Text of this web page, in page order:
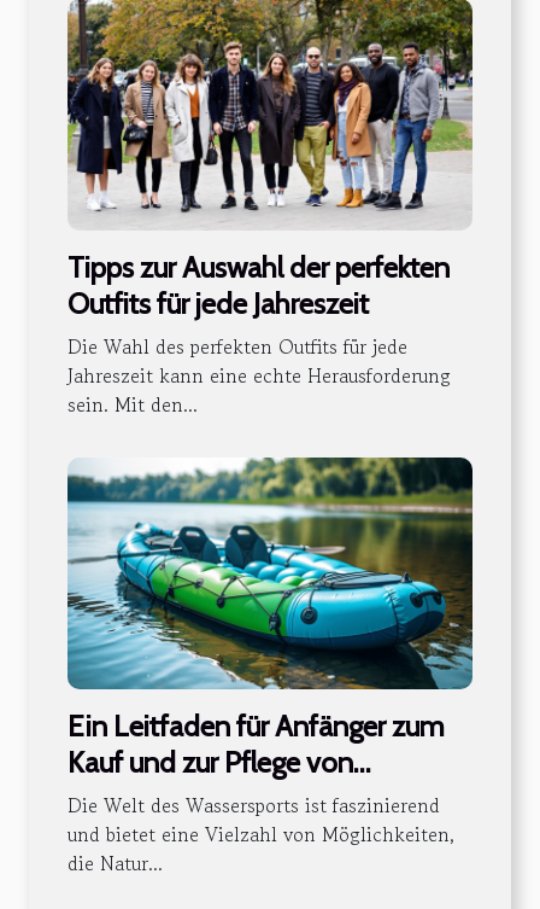
Tipps zur Auswahl der perfekten
Outfits für jede Jahreszeit
Die Wahl des perfekten Outfits für jede
Jahreszeit kann eine echte Herausforderung
sein. Mit den...
Ein Leitfaden für Anfänger zum
Kauf und zur Pflege von
aufblasbaren Kajaks
Die Welt des Wassersports ist faszinierend
und bietet eine Vielzahl von Möglichkeiten,
die Natur...